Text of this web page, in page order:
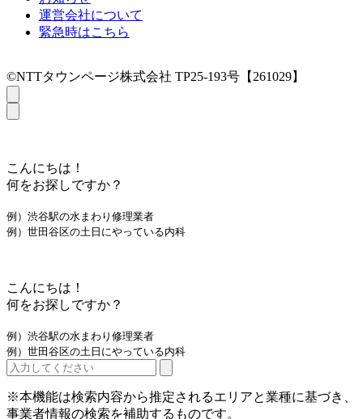
運営会社について
緊急時はこちら
©NTTタウンページ株式会社 TP25-193号【261029】
こんにちは！
何をお探しですか？
例）渋谷駅の水まわり修理業者
例）世田谷区の土日にやっている内科
こんにちは！
何をお探しですか？
例）渋谷駅の水まわり修理業者
例）世田谷区の土日にやっている内科
※本機能は検索内容から推定されるエリアと業種に基づき、
事業者情報の検索を補助するものです。